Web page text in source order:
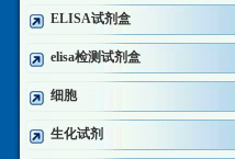
ELISA试剂盒
elisa检测试剂盒
细胞
生化试剂